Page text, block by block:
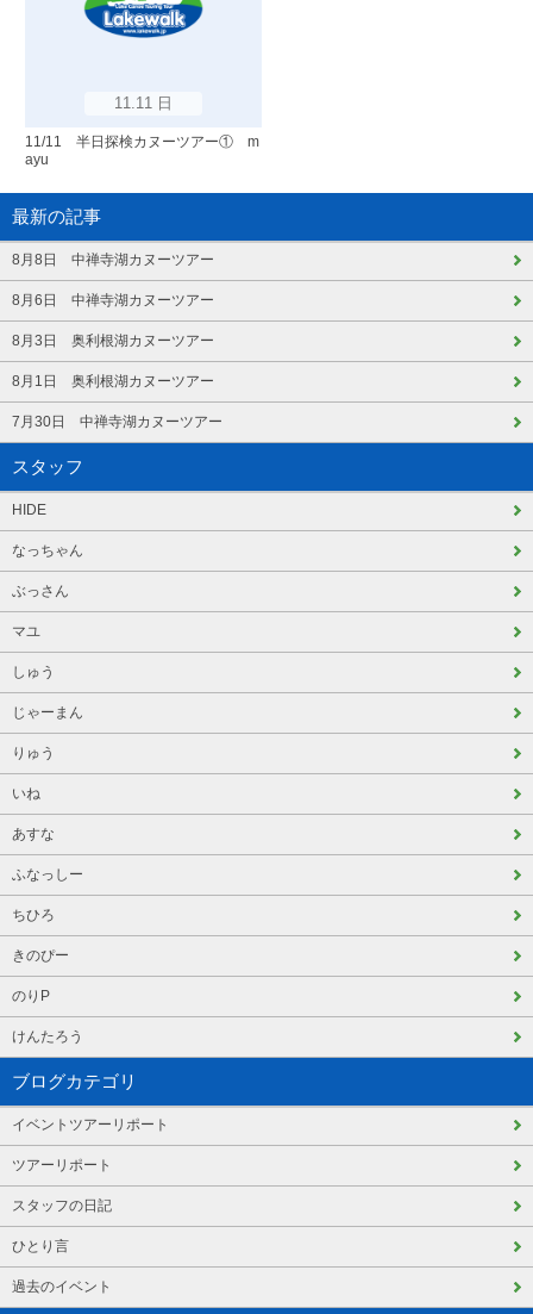
11.11 日
11/11 半日探検カヌーツアー① m
ayu
最新の記事
8月8日 中禅寺湖カヌーツアー
8月6日 中禅寺湖カヌーツアー
8月3日 奥利根湖カヌーツアー
8月1日 奥利根湖カヌーツアー
7月30日 中禅寺湖カヌーツアー
スタッフ
HIDE
なっちゃん
ぶっさん
マユ
しゅう
じゃーまん
りゅう
いね
あすな
ふなっしー
ちひろ
きのぴー
のりP
けんたろう
ブログカテゴリ
イベントツアーリポート
ツアーリポート
スタッフの日記
ひとり言
過去のイベント